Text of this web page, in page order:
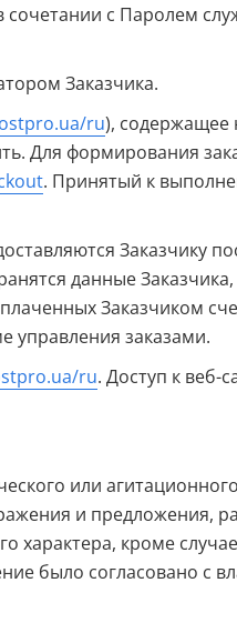
с Паролем
Заказчика.
ru), содержащее
Для формирования
. Принятый к
Заказчику
данные
Заказчиком
управления заказами.
ru. Доступ к веб-
или
и предложения,
кроме
было согласовано с